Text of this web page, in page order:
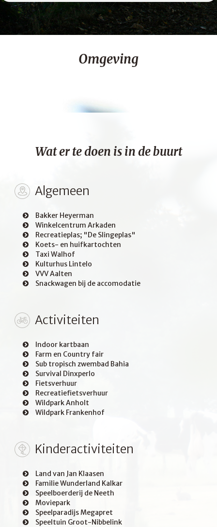
Omgeving
Wat er te doen is in de buurt
Algemeen
Bakker Heyerman
Winkelcentrum Arkaden
Recreatieplas; "De Slingeplas"
Koets- en huifkartochten
Taxi Walhof
Kulturhus Lintelo
VVV Aalten
Snackwagen bij de accomodatie
Activiteiten
Indoor kartbaan
Farm en Country fair
Sub tropisch zwembad Bahia
Survival Dinxperlo
Fietsverhuur
Recreatiefietsverhuur
Wildpark Anholt
Wildpark Frankenhof
Kinderactiviteiten
Land van Jan Klaasen
Familie Wunderland Kalkar
Speelboerderij de Neeth
Moviepark
Speelparadijs Megapret
Speeltuin Groot-Nibbelink